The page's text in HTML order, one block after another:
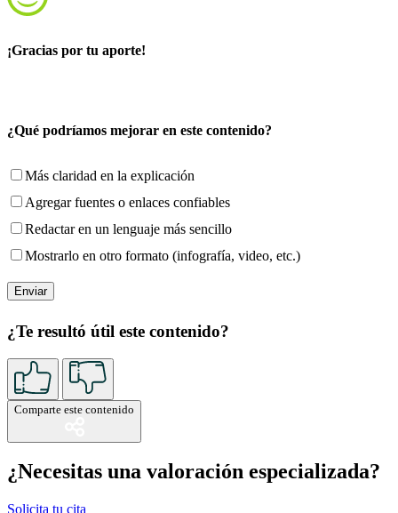
¡Gracias por tu aporte!
¿Qué podríamos mejorar en este contenido?
Más claridad en la explicación
Agregar fuentes o enlaces confiables
Redactar en un lenguaje más sencillo
Mostrarlo en otro formato (infografía, video, etc.)
¿Te resultó útil este contenido?
Comparte este contenido
¿Necesitas una valoración especializada?
Solicita tu cita